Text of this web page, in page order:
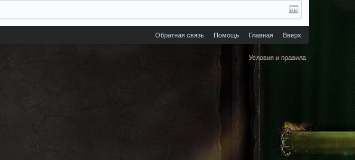
Обратная связь Помощь Главная Вверх
Условия и правила